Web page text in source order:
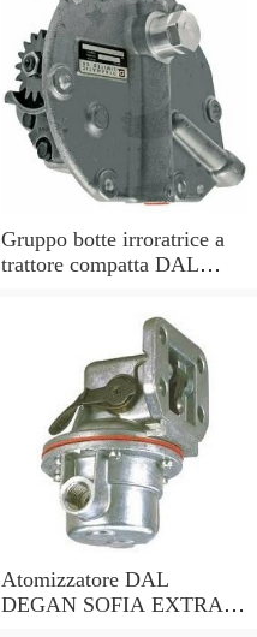
Gruppo botte irroratrice a
trattore compatta DAL
Atomizzatore DAL
DEGAN SOFIA EXTRA